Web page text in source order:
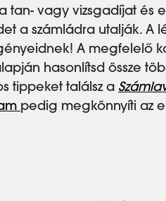
tan- vagy vizsgadíjat és
a számládra utalják. A
A megfelelő
hasonlítsd össze
tippeket találsz a
pedig megkönnyíti az